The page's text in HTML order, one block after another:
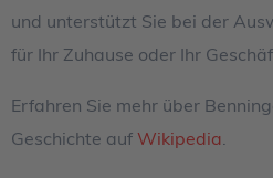
und unterstützt Sie bei der
für Ihr Zuhause oder Ihr
Erfahren Sie mehr über
Geschichte auf Wikipedia